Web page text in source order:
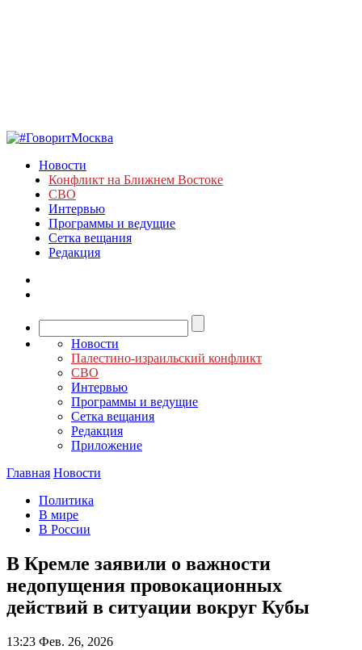
Новости
Конфликт на Ближнем Востоке
СВО
Интервью
Программы и ведущие
Сетка вещания
Редакция
Новости
Палестино-израильский конфликт
СВО
Интервью
Программы и ведущие
Сетка вещания
Редакция
Приложение
Главная Новости
Политика
В мире
В России
В Кремле заявили о важности
недопущения провокационных
действий в ситуации вокруг Кубы
13:23 Фев. 26, 2026